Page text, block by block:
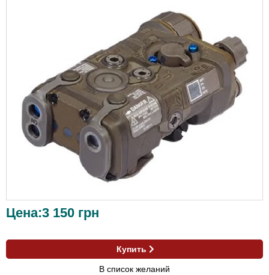
Цена:3 150 грн
Купить
В список желаний